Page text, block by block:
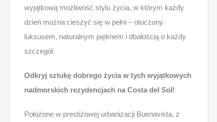
wyjątkową możliwość stylu życia, w którym każdy
dzień można cieszyć się w pełni – otoczony
luksusem, naturalnym pięknem i dbałością o każdy
szczegół.
Odkryj sztukę dobrego życia w tych wyjątkowych
nadmorskich rezydencjach na Costa del Sol!
Położone w prestiżowej urbanizacji Buenavista, z